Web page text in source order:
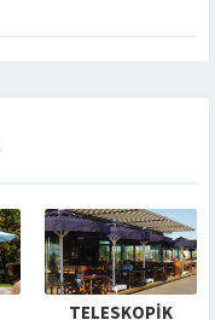
TELESKOPIK